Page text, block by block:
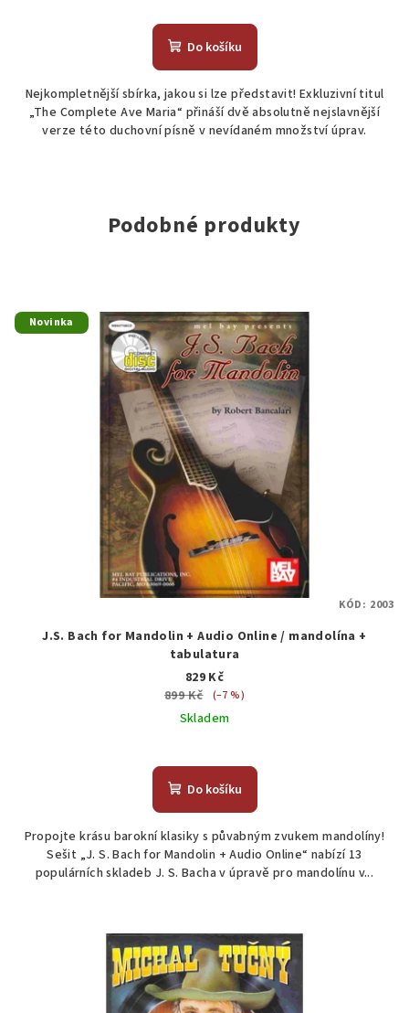
Do košíku
Nejkompletnější sbírka, jakou si lze představit! Exkluzivní titul
„The Complete Ave Maria“ přináší dvě absolutně nejslavnější
verze této duchovní písně v nevídaném množství úprav.
Podobné produkty
Novinka
J.S. Bach for Mandolin + Audio Online / mandolína +
tabulatura
829 Kč
899 Kč
(–7 %)
Skladem
Do košíku
Propojte krásu barokní klasiky s půvabným zvukem mandolíny!
Sešit „J. S. Bach for Mandolin + Audio Online“ nabízí 13
populárních skladeb J. S. Bacha v úpravě pro mandolínu v...
KÓD: 2003